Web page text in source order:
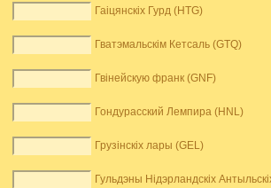
Гаіцянскіх Гурд (HTG)
Гватэмальскім Кетсаль (GTQ)
Гвінейскую франк (GNF)
Гондурасский Лемпира (HNL)
Грузінскіх лары (GEL)
Гульдэны Нідэрландскіх